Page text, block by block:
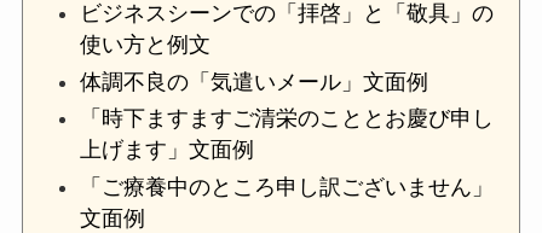
ビジネスシーンでの「拝啓」と「敬具」の
使い方と例文
体調不良の「気遣いメール」文面例
「時下ますますご清栄のこととお慶び申し
上げます」文面例
「ご療養中のところ申し訳ございません」
文面例